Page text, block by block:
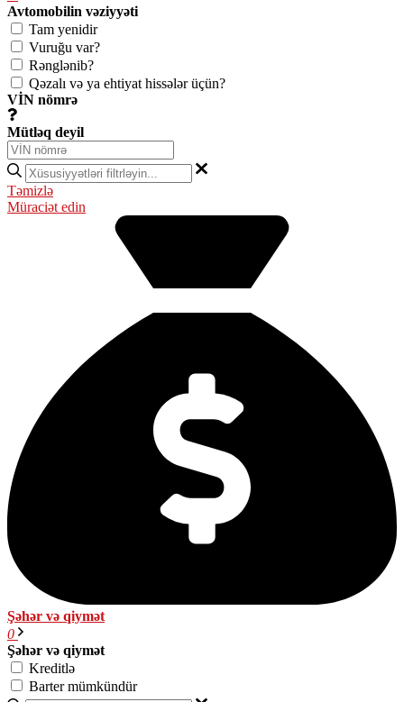
Avtomobilin vəziyyəti
Tam yenidir
Vuruğu var?
Rənglənib?
Qəzalı və ya ehtiyat hissələr üçün?
VİN nömrə
Mütləq deyil
Təmizlə
Müraciət edin
Şəhər və qiymət
0
Şəhər və qiymət
Kreditlə
Barter mümkündür